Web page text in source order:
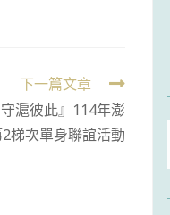
下一篇文章
滬彼此』114年澎
梯次單身聯誼活動